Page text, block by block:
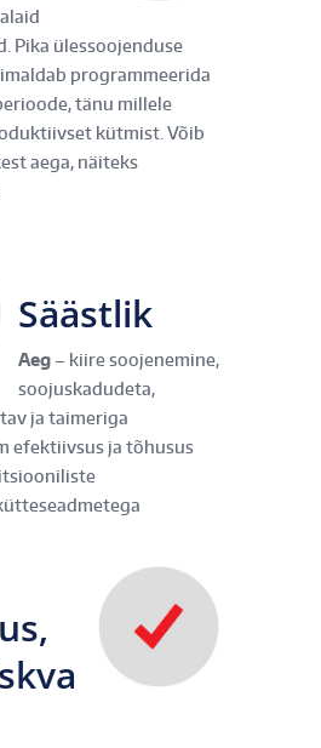
Pika ülessoojenduse
programmeerida
tänu millele
kütmist. Võib
aega, näiteks
Säästlik
Aeg – kiire soojenemine,
soojuskadudeta,
ja taimeriga
efektiivsus ja tõhusus